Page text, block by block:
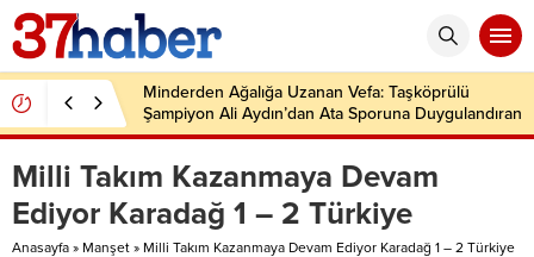
Minderden Ağalığa Uzanan Vefa: Taşköprülü
Şampiyon Ali Aydın’dan Ata Sporuna Duygulandıran
Dönüş
Milli Takım Kazanmaya Devam
Ediyor Karadağ 1 – 2 Türkiye
Anasayfa » Manşet » Milli Takım Kazanmaya Devam Ediyor Karadağ 1 – 2 Türkiye